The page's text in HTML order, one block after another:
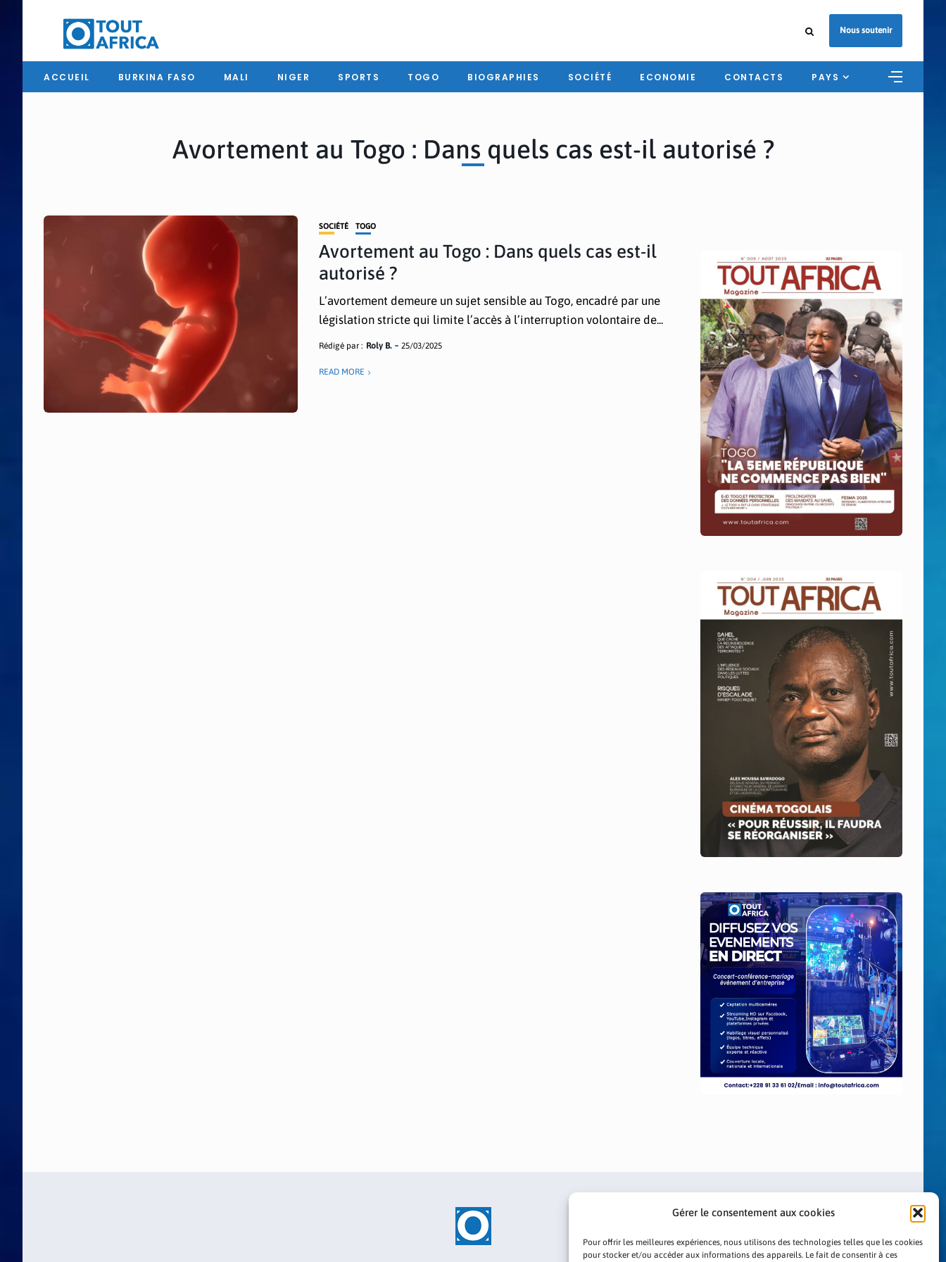
Gérer le consentement aux cookies
Pour offrir les meilleures expériences, nous utilisons des technologies telles que les cookies
pour stocker et/ou accéder aux informations des appareils. Le fait de consentir à ces
Nous soutenir
ACCUEIL BURKINA FASO MALI NIGER SPORTS TOGO BIOGRAPHIES SOCIÉTÉ ECONOMIE CONTACTS PAYS
Avortement au Togo : Dans quels cas est-il autorisé ?
SOCIÉTÉ TOGO
Avortement au Togo : Dans quels cas est-il
autorisé ?
L’avortement demeure un sujet sensible au Togo, encadré par une
législation stricte qui limite l’accès à l’interruption volontaire de...
Rédigé par : Roly B. 25/03/2025
READ MORE